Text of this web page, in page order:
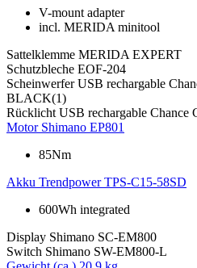
V-mount adapter
incl. MERIDA minitool
Sattelklemme MERIDA EXPERT
Schutzbleche EOF-204
Scheinwerfer USB rechargable
BLACK(1)
Rücklicht USB rechargable
Motor Shimano EP801
85Nm
Akku Trendpower TPS-C15-58SD
600Wh integrated
Display Shimano SC-EM800
Switch Shimano SW-EM800-L